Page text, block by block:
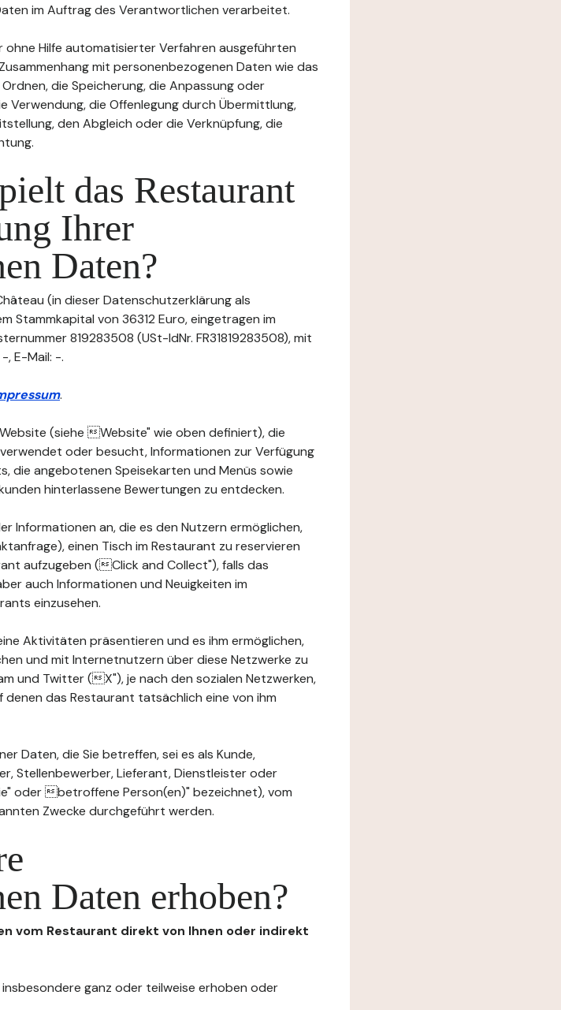
im Auftrag des Verantwortlichen verarbeitet.
Hilfe automatisierter Verfahren ausgeführten
mit personenbezogenen Daten wie das
die Speicherung, die Anpassung oder
Verwendung, die Offenlegung durch Übermittlung,
den Abgleich oder die Verknüpfung, die
das Restaurant
Ihrer
Daten?
(in dieser Datenschutzerklärung als
von 36312 Euro, eingetragen im
819283508 (USt-IdNr. FR31819283508), mit
, E-Mail: -.
.
(siehe Website" wie oben definiert), die
oder besucht, Informationen zur Verfügung
die angebotenen Speisekarten und Menüs sowie
hinterlassene Bewertungen zu entdecken.
Informationen an, die es den Nutzern ermöglichen,
einen Tisch im Restaurant zu reservieren
aufzugeben (Click and Collect"), falls das
auch Informationen und Neuigkeiten im
einzusehen.
Aktivitäten präsentieren und es ihm ermöglichen,
und mit Internetnutzern über diese Netzwerke zu
und Twitter (X"), je nach den sozialen Netzwerken,
das Restaurant tatsächlich eine von ihm
Daten, die Sie betreffen, sei es als Kunde,
Stellenbewerber, Lieferant, Dienstleister oder
oder betroffene Person(en)" bezeichnet), vom
Zwecke durchgeführt werden.
Daten erhoben?
vom Restaurant direkt von Ihnen oder indirekt
ganz oder teilweise erhoben oder